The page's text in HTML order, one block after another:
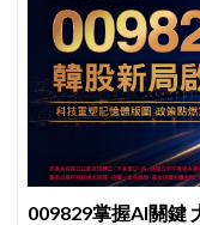
009829掌握AI關鍵